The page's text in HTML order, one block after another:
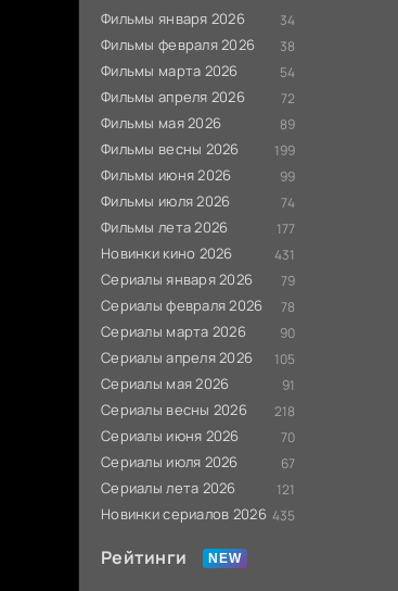
Фильмы января 2026 34
Фильмы февраля 2026 38
Фильмы марта 2026 54
Фильмы апреля 2026 72
Фильмы мая 2026 89
Фильмы весны 2026 199
Фильмы июня 2026 99
Фильмы июля 2026 74
Фильмы лета 2026 177
Новинки кино 2026 431
Сериалы января 2026 79
Сериалы февраля 2026 78
Сериалы марта 2026 90
Сериалы апреля 2026 105
Сериалы мая 2026 91
Сериалы весны 2026 218
Сериалы июня 2026 70
Сериалы июля 2026 67
Сериалы лета 2026 121
Новинки сериалов 2026 435
Рейтинги